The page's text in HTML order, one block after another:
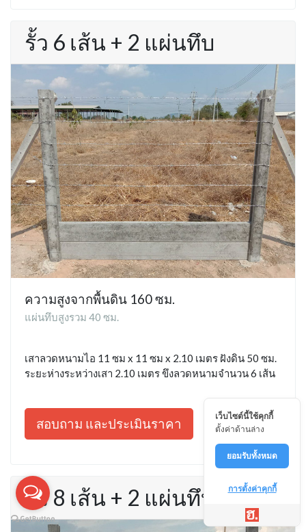
รั้ว 6 เส้น + 2 แผ่นทึบ
ความสูงจากพื้นดิน 160 ซม.
แผ่นทึบสูงรวม 40 ซม.
เสาลวดหนามไอ 11 ซม x 11 ซม x 2.10 เมตร ฝังดิน 50 ซม.
ระยะห่างระหว่างเสา 2.10 เมตร ขึงลวดหนามจำนวน 6 เส้น
สอบถาม และประเมินราคา
รั้ว 8 เส้น + 2 แผ่นทึบ
เว็บไซต์นี้ใช้คุกกี้
ตั้งค่าด้านล่าง
ยอมรับทั้งหมด
การตั้งค่าคุกกี้